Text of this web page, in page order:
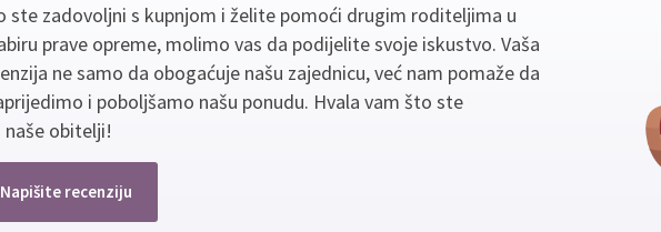
ste zadovoljni s kupnjom i želite pomoći drugim roditeljima u
prave opreme, molimo vas da podijelite svoje iskustvo. Vaša
ne samo da obogaćuje našu zajednicu, već nam pomaže da
i poboljšamo našu ponudu. Hvala vam što ste
naše obitelji!
Napišite recenziju